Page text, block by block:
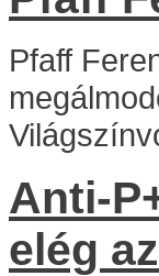
Pfaff
Anti-
elég